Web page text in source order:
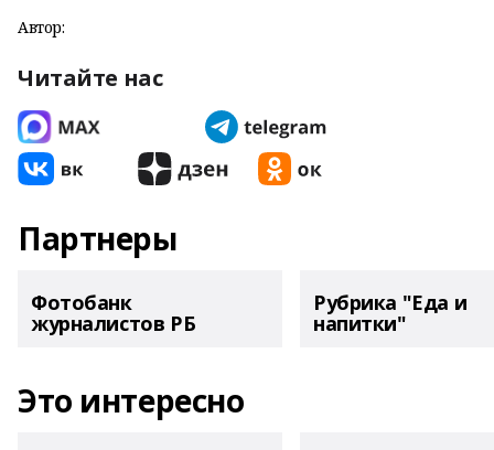
Автор:
Читайте нас
Партнеры
Фотобанк
журналистов РБ
Рубрика "Еда и
напитки"
Это интересно